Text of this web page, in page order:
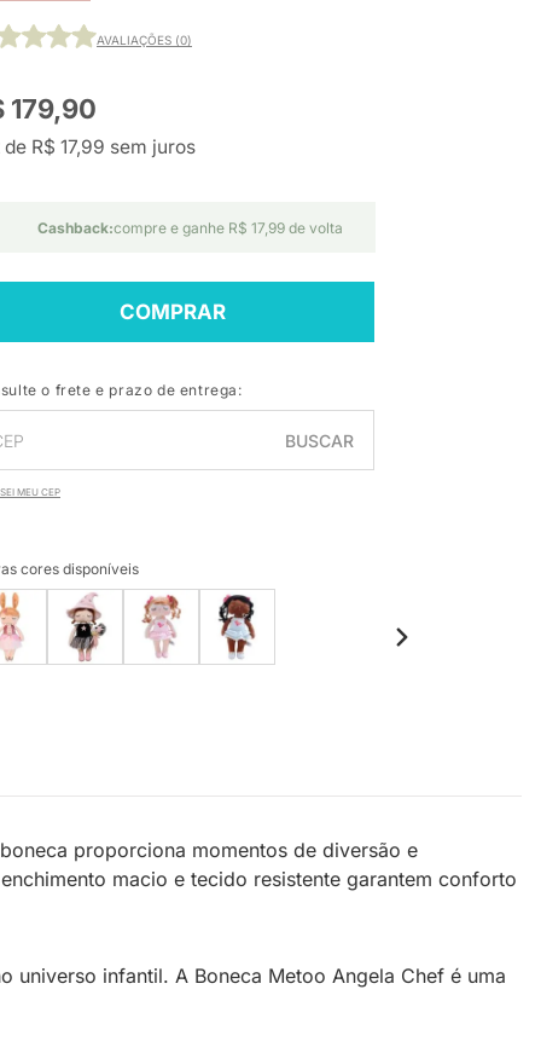
AVALIAÇÕES (0)
179,90
de R$ 17,99 sem juros
Cashback:compre e ganhe R$ 17,99 de volta
COMPRAR
o frete e prazo de entrega:
BUSCAR
MEU CEP
cores disponíveis
proporciona momentos de diversão e
macio e tecido resistente garantem conforto
universo infantil. A Boneca Metoo Angela Chef é uma